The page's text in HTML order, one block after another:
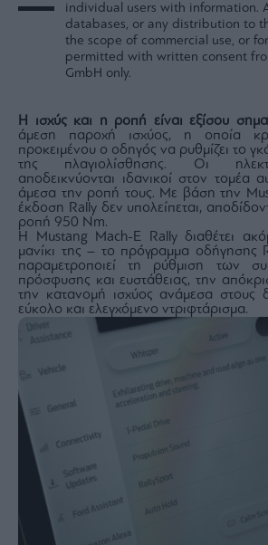
individual users with information.
databases, or any distribution to
the scope of commercial use, or
permitted with written consent
GmbH only.
Η ισχύς και η ροπή είναι εξίσου
άμεση παροχή ισχύος, η οποία
προκειμένου ο οδηγός να ρυθμίζει το
της πλαγιολίσθησης. Οι
αποδεικνύονται ιδανικοί στον τομέα
άμεσα την ροπή τους. Με βάση την
έκδοση Rally δεν υπολείπεται,
ροπή 950 Nm.
Η Mustang Mach-E Rally διαθέτει
μανίκι της – το πρόγραμμα οδήγησης
παραμετροποιεί τη ρύθμιση των
πρόσφυσης και ευστάθειας, την
την κατανομή ισχύος ανάμεσα στους
εύκολο και ελεγχόμενο ντριφτάρισμα.